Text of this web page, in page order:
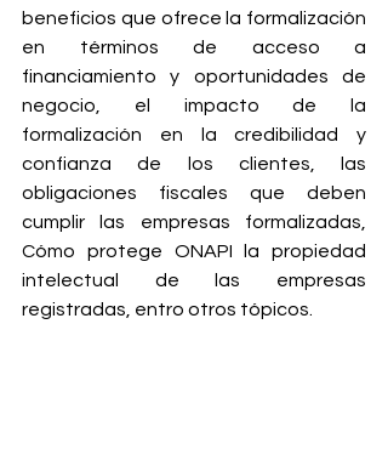
beneficios que ofrece la formalización
en términos de acceso a
financiamiento y oportunidades de
negocio, el impacto de la
formalización en la credibilidad y
confianza de los clientes, las
obligaciones fiscales que deben
cumplir las empresas formalizadas,
Cómo protege ONAPI la propiedad
intelectual de las empresas
registradas, entro otros tópicos.